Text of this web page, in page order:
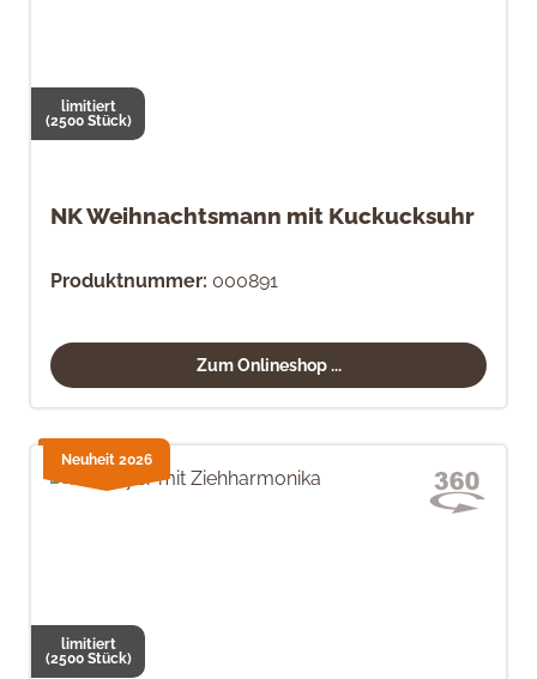
NK Weihnachtsmann mit Kuckucksuhr
Produktnummer: 000891
Zum Onlineshop ...
limitiert
(2500 Stück)
Neuheit 2026
limitiert
(2500 Stück)